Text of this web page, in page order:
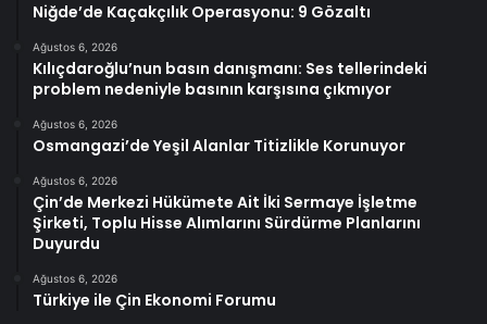
Niğde’de Kaçakçılık Operasyonu: 9 Gözaltı
Ağustos 6, 2026
Kılıçdaroğlu’nun basın danışmanı: Ses tellerindeki
problem nedeniyle basının karşısına çıkmıyor
Ağustos 6, 2026
Osmangazi’de Yeşil Alanlar Titizlikle Korunuyor
Ağustos 6, 2026
Çin’de Merkezi Hükümete Ait İki Sermaye İşletme
Şirketi, Toplu Hisse Alımlarını Sürdürme Planlarını
Duyurdu
Ağustos 6, 2026
Türkiye ile Çin Ekonomi Forumu